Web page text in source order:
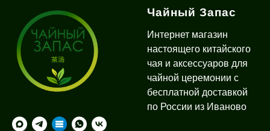
Чайный Запас
Интернет магазин
настоящего китайского
чая и аксессуаров для
чайной церемонии с
бесплатной доставкой
по России из Иваново